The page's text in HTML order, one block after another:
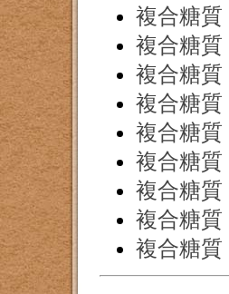
複合糖
複合糖
複合糖
複合糖
複合糖
複合糖
複合糖
複合糖
複合糖